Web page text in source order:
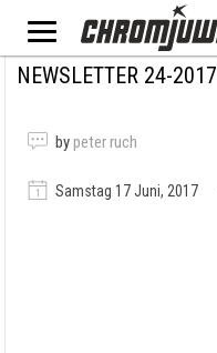
NEWSLETTER 24-2017
by peter ruch
Samstag 17 Juni, 2017